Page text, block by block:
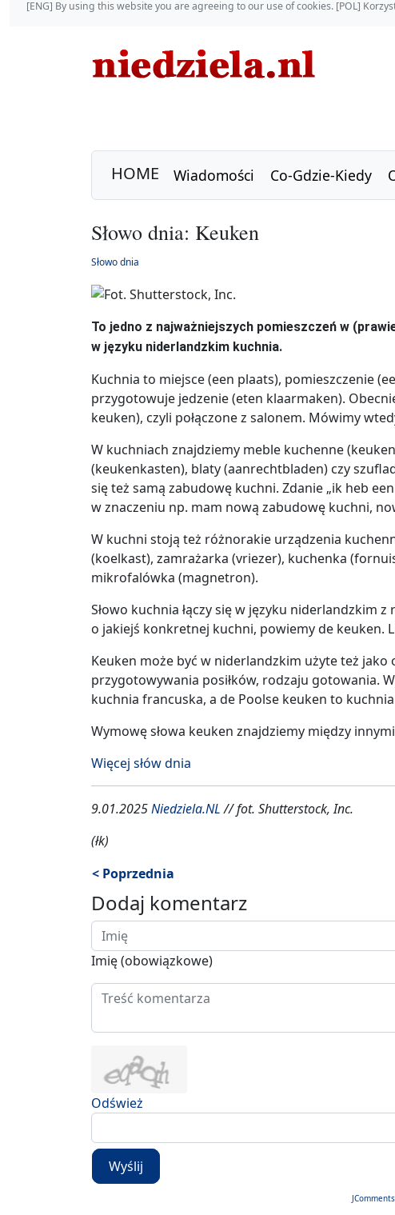
[ENG] By using this website you are agreeing to our use of cookies. [POL]
HOME Wiadomości Co-Gdzie-Kiedy
Słowo dnia: Keuken
Słowo dnia
To jedno z najważniejszych pomieszczeń w
w języku niderlandzkim kuchnia.
Kuchnia to miejsce (een plaats), pomieszczenie
przygotowuje jedzenie (eten klaarmaken).
keuken), czyli połączone z salonem. Mówimy
W kuchniach znajdziemy meble kuchenne
(keukenkasten), blaty (aanrechtbladen) czy
się też samą zabudowę kuchni. Zdanie „ik heb
w znaczeniu np. mam nową zabudowę kuchni,
W kuchni stoją też różnorakie urządzenia
(koelkast), zamrażarka (vriezer), kuchenka
mikrofalówka (magnetron).
Słowo kuchnia łączy się w języku niderlandzkim
o jakiejś konkretnej kuchni, powiemy de keuken.
Keuken może być w niderlandzkim użyte też
przygotowywania posiłków, rodzaju gotowania.
kuchnia francuska, a de Poolse keuken to
Wymowę słowa keuken znajdziemy między innymi
Więcej słów dnia
9.01.2025Niedziela.NL// fot. Shutterstock, Inc.
(łk)
< Poprzednia
Dodaj komentarz
Imię (obowiązkowe)
Odśwież
Wyślij
JComments